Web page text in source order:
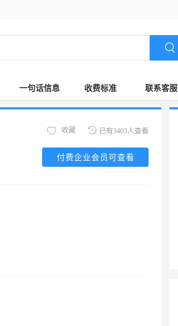
一句话信息 收费标准 联系客服
已有3403人查看
收藏
付费企业会员可查看